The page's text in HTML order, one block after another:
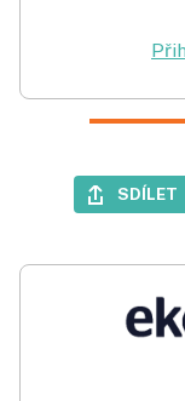
SDÍLET